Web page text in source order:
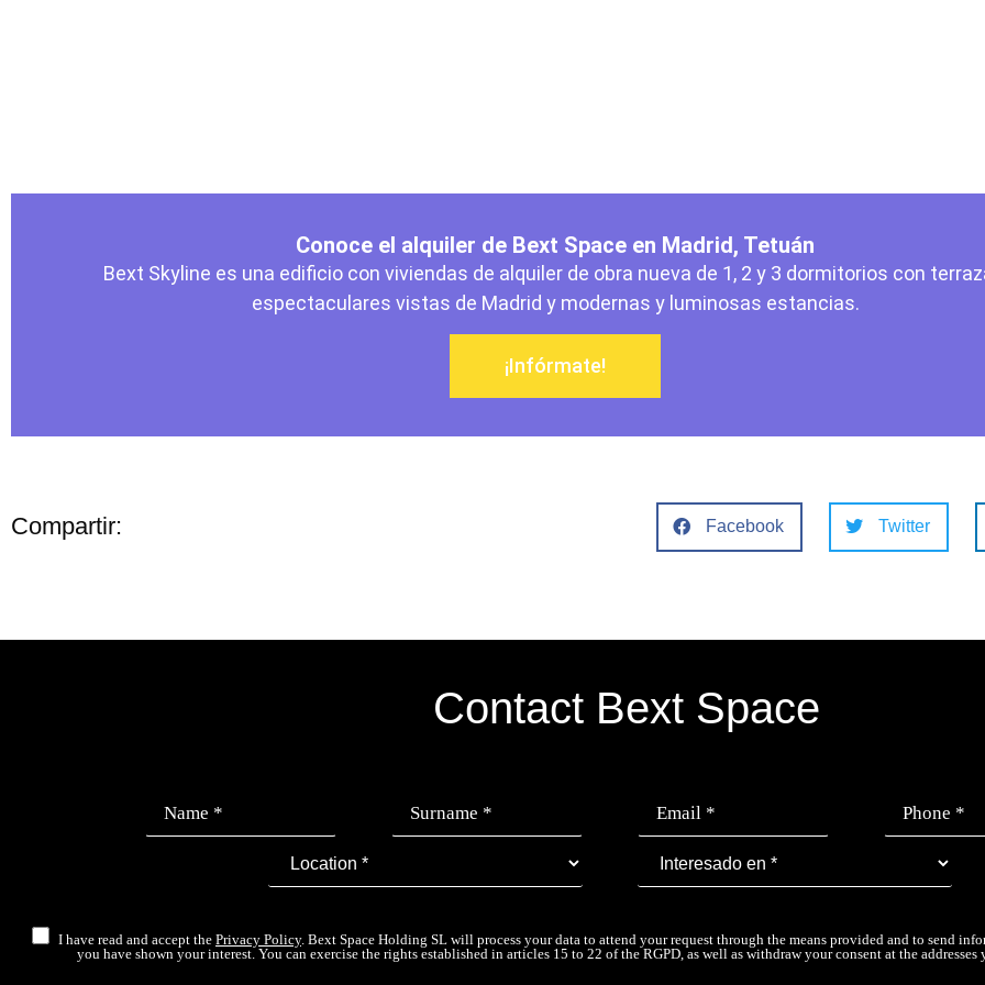
Conoce el alquiler de Bext Space en Madrid, Tetuán
Bext Skyline es una edificio con viviendas de alquiler de obra nueva de 1, 2 y 3 dormitorios con
espectaculares vistas de Madrid y modernas y luminosas estancias.
¡Infórmate!
Compartir: Facebook Twitter
Contact Bext Space
I have read and accept the Privacy Policy. Bext Space Holding SL will process your data to attend your request through the means provided and to send
you have shown your interest. You can exercise the rights established in articles 15 to 22 of the RGPD, as well as withdraw your consent at the